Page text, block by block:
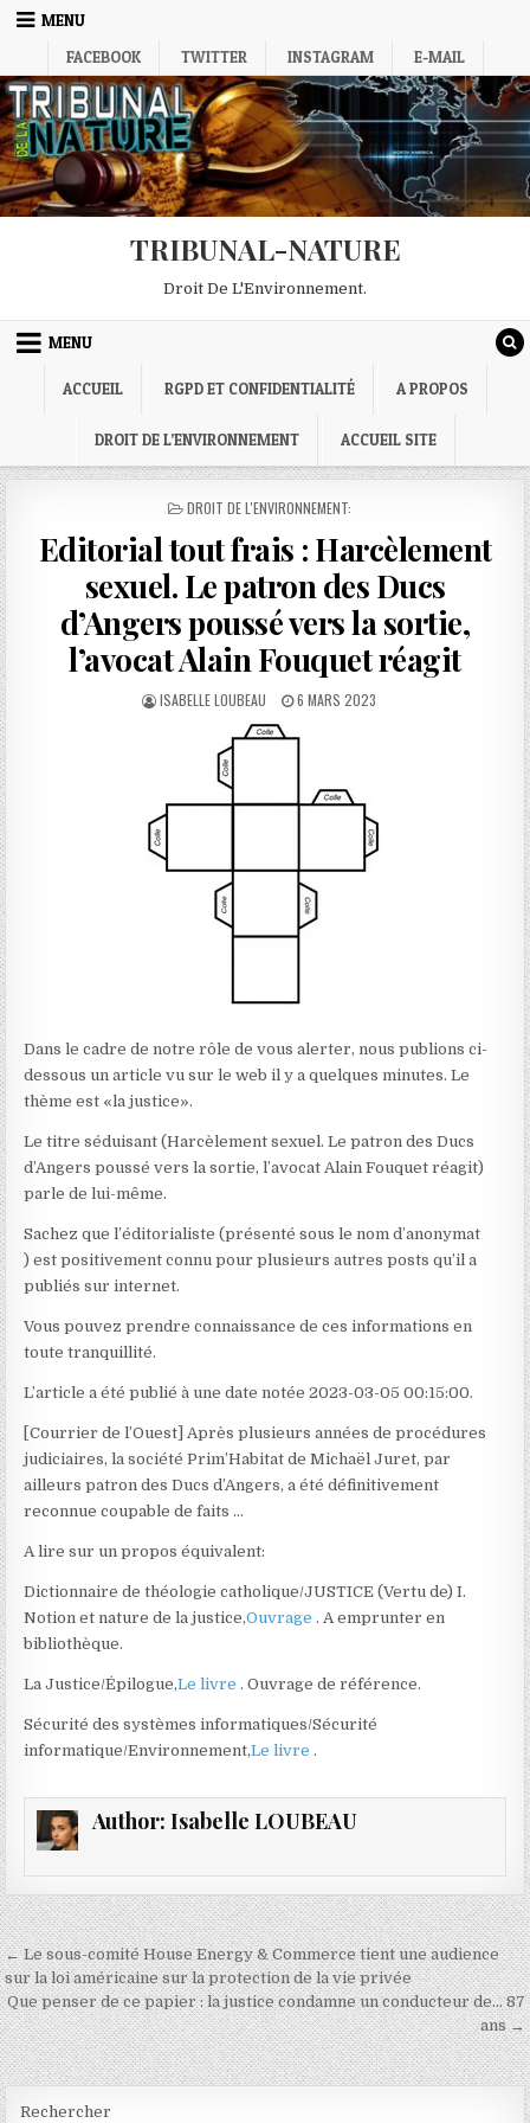
Skip
MENU
FACEBOOK
TWITTER INSTAGRAM E-MAIL
TRIBUNAL-NATURE
Droit De L'Environnement.
MENU
ACCUEIL RGPD ET CONFIDENTIALITÉ A PROPOS
DROIT DE L’ENVIRONNEMENT ACCUEIL SITE
POSTED
DROIT DE L'ENVIRONNEMENT:
Editorial tout frais : Harcèlement
sexuel. Le patron des Ducs
d’Angers poussé vers la sortie,
l’avocat Alain Fouquet réagit
AUTHOR:
ISABELLE LOUBEAU
PUBLISHED
6 MARS 2023
Dans le cadre de notre rôle de vous alerter, nous publions ci-
dessous un article vu sur le web il y a quelques minutes. Le
thème est «la justice».
Le titre séduisant (Harcèlement sexuel. Le patron des Ducs
d’Angers poussé vers la sortie, l’avocat Alain Fouquet réagit)
parle de lui-même.
Sachez que l’éditorialiste (présenté sous le nom d’anonymat
) est positivement connu pour plusieurs autres posts qu’il a
publiés sur internet.
Vous pouvez prendre connaissance de ces informations en
toute tranquillité.
L’article a été publié à une date notée 2023-03-05 00:15:00.
[Courrier de l’Ouest] Après plusieurs années de procédures
judiciaires, la société Prim’Habitat de Michaël Juret, par
ailleurs patron des Ducs d’Angers, a été définitivement
reconnue coupable de faits …
A lire sur un propos équivalent:
Dictionnaire de théologie catholique/JUSTICE (Vertu de) I.
Notion et nature de la justice,Ouvrage. A emprunter en
bibliothèque.
La Justice/Épilogue,Le livre. Ouvrage de référence.
Sécurité des systèmes informatiques/Sécurité
informatique/Environnement,Le livre.
Author: Isabelle LOUBEAU
Navigation
de
l’article
← Le sous-comité House Energy & Commerce tient une audience
sur la loi américaine sur la protection de la vie privée
Que penser de ce papier : la justice condamne un conducteur de… 87
ans →
Rechercher